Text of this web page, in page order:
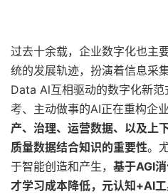
过去十余载，企业数字化也主
统的发展轨迹，扮演着信息采
Data Al互相驱动的数字化新
考、主动做事的AI正在重构企
产、治理、运营数据、以及上
质量数据结合知识的重要性。
于智能创造和产生， 基于AGI
才学习成本降低，元认知+AI